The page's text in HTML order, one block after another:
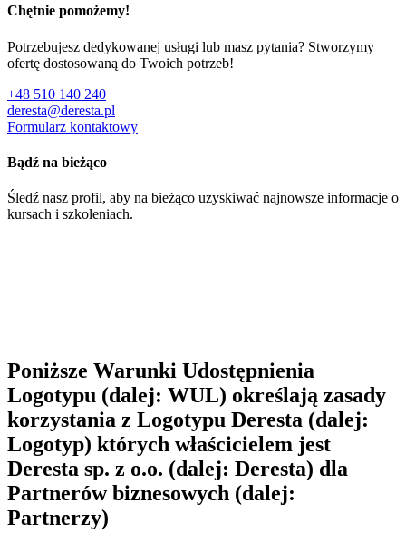
Chętnie pomożemy!
Potrzebujesz dedykowanej usługi lub masz pytania? Stworzymy
ofertę dostosowaną do Twoich potrzeb!
+48 510 140 240
deresta@deresta.pl
Formularz kontaktowy
Bądź na bieżąco
Śledź nasz profil, aby na bieżąco uzyskiwać najnowsze informacje o
kursach i szkoleniach.
Poniższe Warunki Udostępnienia
Logotypu (dalej: WUL) określają zasady
korzystania z Logotypu Deresta (dalej:
Logotyp) których właścicielem jest
Deresta sp. z o.o. (dalej: Deresta) dla
Partnerów biznesowych (dalej:
Partnerzy)